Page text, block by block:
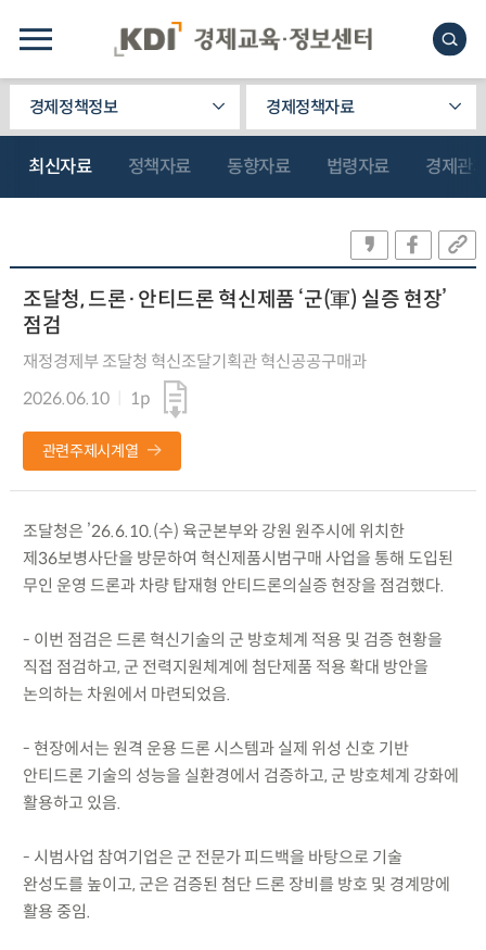
경제정책정보 경제정책자료
최신자료 정책자료 동향자료 법령자료 경제관
조달청, 드론·안티드론 혁신제품 ‘군(軍) 실증 현장’
점검
재정경제부 조달청 혁신조달기획관 혁신공공구매과
2026.06.10
1p
관련주제시계열
조달청은 ’26.6.10.(수) 육군본부와 강원 원주시에 위치한
제36보병사단을 방문하여 혁신제품시범구매 사업을 통해 도입된
무인 운영 드론과 차량 탑재형 안티드론의실증 현장을 점검했다.
- 이번 점검은 드론 혁신기술의 군 방호체계 적용 및 검증 현황을
직접 점검하고, 군 전력지원체계에 첨단제품 적용 확대 방안을
논의하는 차원에서 마련되었음.
- 현장에서는 원격 운용 드론 시스템과 실제 위성 신호 기반
안티드론 기술의 성능을 실환경에서 검증하고, 군 방호체계 강화에
활용하고 있음.
- 시범사업 참여기업은 군 전문가 피드백을 바탕으로 기술
완성도를 높이고, 군은 검증된 첨단 드론 장비를 방호 및 경계망에
활용 중임.